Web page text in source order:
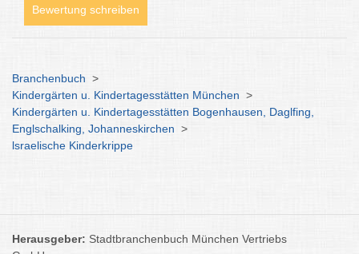
Bewertung schreiben
Branchenbuch >
Kindergärten u. Kindertagesstätten München >
Kindergärten u. Kindertagesstätten Bogenhausen, Daglfing,
Englschalking, Johanneskirchen >
lsraelische Kinderkrippe
Herausgeber: Stadtbranchenbuch München Vertriebs